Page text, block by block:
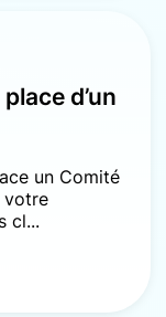
d’un
un Comité
votre
cl...